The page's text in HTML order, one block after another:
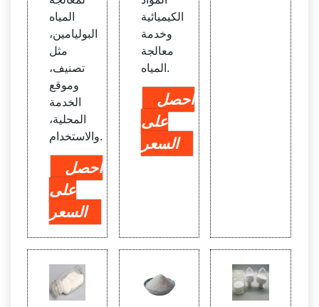
المياه
البوليامين،
مثل
تصنيف،
وموقع
الخدمة
المحلية،
والاستخدام.
احصل
على
السعر
الكيميائية
وخدمة
معالجة
المياه.
احصل
على
السعر